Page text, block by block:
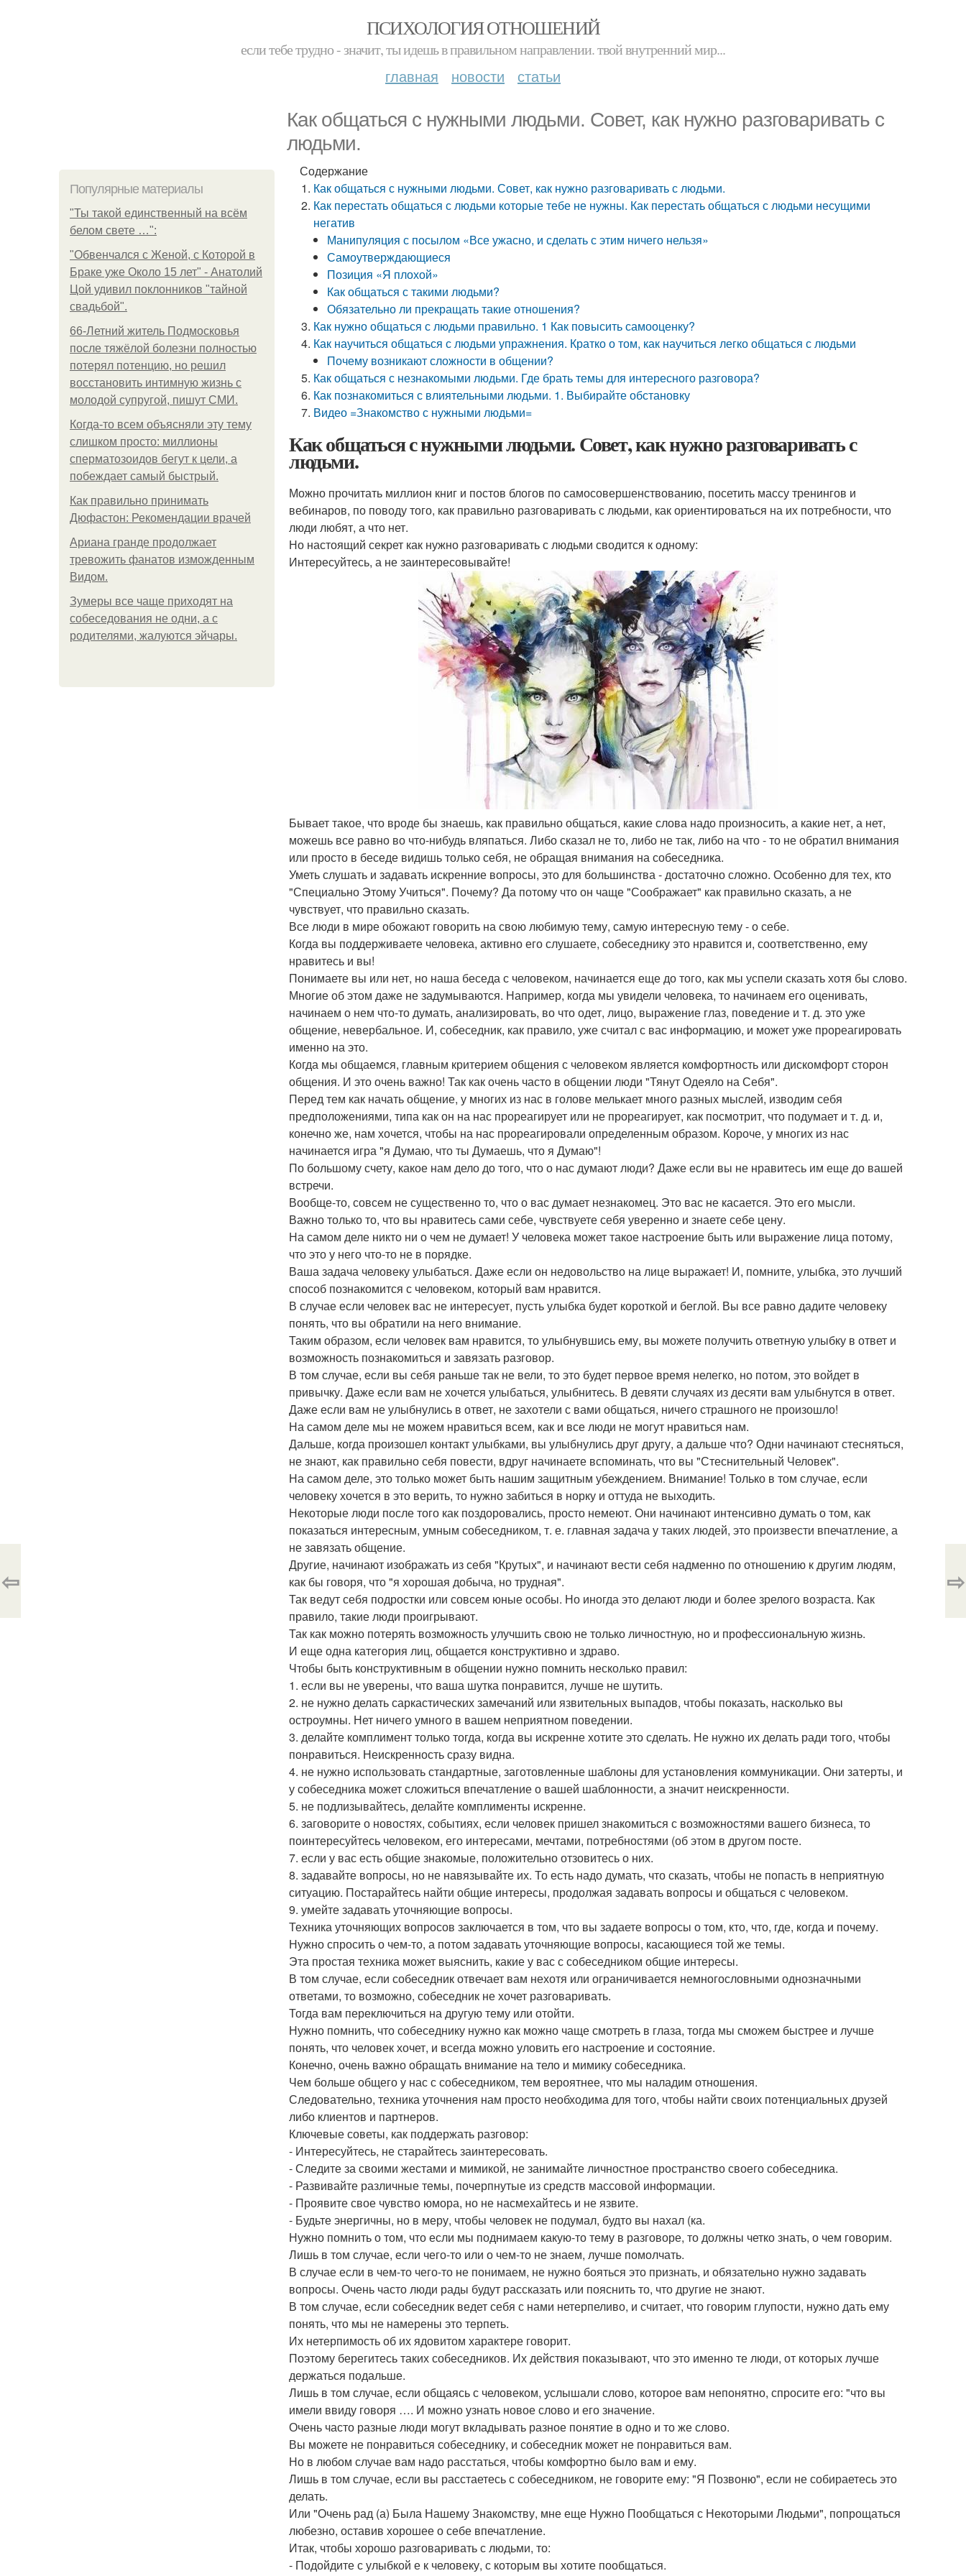
ПСИХОЛОГИЯ ОТНОШЕНИЙ
если тебе трудно - значит, ты идешь в правильном направлении. твой внутренний мир...
главная новости статьи
Как общаться с нужными людьми. Совет, как нужно разговаривать с
людьми.
Популярные материалы
"Ты такой единственный на всём
белом свете …":
"Обвенчался с Женой, с Которой в
Браке уже Около 15 лет" - Анатолий
Цой удивил поклонников "тайной
свадьбой".
66-Летний житель Подмосковья
после тяжёлой болезни полностью
потерял потенцию, но решил
восстановить интимную жизнь с
молодой супругой, пишут СМИ.
Когда-то всем объясняли эту тему
слишком просто: миллионы
сперматозоидов бегут к цели, а
побеждает самый быстрый.
Как правильно принимать
Дюфастон: Рекомендации врачей
Ариана гранде продолжает
тревожить фанатов изможденным
Видом.
Зумеры все чаще приходят на
собеседования не одни, а с
родителями, жалуются эйчары.
Содержание
Как общаться с нужными людьми. Совет, как нужно разговаривать с людьми.
Как перестать общаться с людьми которые тебе не нужны. Как перестать общаться с людьми несущими
негатив
Манипуляция с посылом «Все ужасно, и сделать с этим ничего нельзя»
Самоутверждающиеся
Позиция «Я плохой»
Как общаться с такими людьми?
Обязательно ли прекращать такие отношения?
Как нужно общаться с людьми правильно. 1 Как повысить самооценку?
Как научиться общаться с людьми упражнения. Кратко о том, как научиться легко общаться с людьми
Почему возникают сложности в общении?
Как общаться с незнакомыми людьми. Где брать темы для интересного разговора?
Как познакомиться с влиятельными людьми. 1. Выбирайте обстановку
Видео =Знакомство с нужными людьми=
Как общаться с нужными людьми. Совет, как нужно разговаривать с
людьми.
Можно прочитать миллион книг и постов блогов по самосовершенствованию, посетить массу тренингов и
вебинаров, по поводу того, как правильно разговаривать с людьми, как ориентироваться на их потребности, что
люди любят, а что нет.
Но настоящий секрет как нужно разговаривать с людьми сводится к одному:
Интересуйтесь, а не заинтересовывайте!
Бывает такое, что вроде бы знаешь, как правильно общаться, какие слова надо произносить, а какие нет, а нет,
можешь все равно во что-нибудь вляпаться. Либо сказал не то, либо не так, либо на что - то не обратил внимания
или просто в беседе видишь только себя, не обращая внимания на собеседника.
Уметь слушать и задавать искренние вопросы, это для большинства - достаточно сложно. Особенно для тех, кто
"Специально Этому Учиться". Почему? Да потому что он чаще "Соображает" как правильно сказать, а не
чувствует, что правильно сказать.
Все люди в мире обожают говорить на свою любимую тему, самую интересную тему - о себе.
Когда вы поддерживаете человека, активно его слушаете, собеседнику это нравится и, соответственно, ему
нравитесь и вы!
Понимаете вы или нет, но наша беседа с человеком, начинается еще до того, как мы успели сказать хотя бы слово.
Многие об этом даже не задумываются. Например, когда мы увидели человека, то начинаем его оценивать,
начинаем о нем что-то думать, анализировать, во что одет, лицо, выражение глаз, поведение и т. д. это уже
общение, невербальное. И, собеседник, как правило, уже считал с вас информацию, и может уже прореагировать
именно на это.
Когда мы общаемся, главным критерием общения с человеком является комфортность или дискомфорт сторон
общения. И это очень важно! Так как очень часто в общении люди "Тянут Одеяло на Себя".
Перед тем как начать общение, у многих из нас в голове мелькает много разных мыслей, изводим себя
предположениями, типа как он на нас прореагирует или не прореагирует, как посмотрит, что подумает и т. д. и,
конечно же, нам хочется, чтобы на нас прореагировали определенным образом. Короче, у многих из нас
начинается игра "я Думаю, что ты Думаешь, что я Думаю"!
По большому счету, какое нам дело до того, что о нас думают люди? Даже если вы не нравитесь им еще до вашей
встречи.
Вообще-то, совсем не существенно то, что о вас думает незнакомец. Это вас не касается. Это его мысли.
Важно только то, что вы нравитесь сами себе, чувствуете себя уверенно и знаете себе цену.
На самом деле никто ни о чем не думает! У человека может такое настроение быть или выражение лица потому,
что это у него что-то не в порядке.
Ваша задача человеку улыбаться. Даже если он недовольство на лице выражает! И, помните, улыбка, это лучший
способ познакомится с человеком, который вам нравится.
В случае если человек вас не интересует, пусть улыбка будет короткой и беглой. Вы все равно дадите человеку
понять, что вы обратили на него внимание.
Таким образом, если человек вам нравится, то улыбнувшись ему, вы можете получить ответную улыбку в ответ и
возможность познакомиться и завязать разговор.
В том случае, если вы себя раньше так не вели, то это будет первое время нелегко, но потом, это войдет в
привычку. Даже если вам не хочется улыбаться, улыбнитесь. В девяти случаях из десяти вам улыбнутся в ответ.
Даже если вам не улыбнулись в ответ, не захотели с вами общаться, ничего страшного не произошло!
На самом деле мы не можем нравиться всем, как и все люди не могут нравиться нам.
Дальше, когда произошел контакт улыбками, вы улыбнулись друг другу, а дальше что? Одни начинают стесняться,
не знают, как правильно себя повести, вдруг начинаете вспоминать, что вы "Стеснительный Человек".
На самом деле, это только может быть нашим защитным убеждением. Внимание! Только в том случае, если
человеку хочется в это верить, то нужно забиться в норку и оттуда не выходить.
Некоторые люди после того как поздоровались, просто немеют. Они начинают интенсивно думать о том, как
показаться интересным, умным собеседником, т. е. главная задача у таких людей, это произвести впечатление, а
не завязать общение.
Другие, начинают изображать из себя "Крутых", и начинают вести себя надменно по отношению к другим людям,
как бы говоря, что "я хорошая добыча, но трудная".
Так ведут себя подростки или совсем юные особы. Но иногда это делают люди и более зрелого возраста. Как
правило, такие люди проигрывают.
Так как можно потерять возможность улучшить свою не только личностную, но и профессиональную жизнь.
И еще одна категория лиц, общается конструктивно и здраво.
Чтобы быть конструктивным в общении нужно помнить несколько правил:
1. если вы не уверены, что ваша шутка понравится, лучше не шутить.
2. не нужно делать саркастических замечаний или язвительных выпадов, чтобы показать, насколько вы
остроумны. Нет ничего умного в вашем неприятном поведении.
3. делайте комплимент только тогда, когда вы искренне хотите это сделать. Не нужно их делать ради того, чтобы
понравиться. Неискренность сразу видна.
4. не нужно использовать стандартные, заготовленные шаблоны для установления коммуникации. Они затерты, и
у собеседника может сложиться впечатление о вашей шаблонности, а значит неискренности.
5. не подлизывайтесь, делайте комплименты искренне.
6. заговорите о новостях, событиях, если человек пришел знакомиться с возможностями вашего бизнеса, то
поинтересуйтесь человеком, его интересами, мечтами, потребностями (об этом в другом посте.
7. если у вас есть общие знакомые, положительно отзовитесь о них.
8. задавайте вопросы, но не навязывайте их. То есть надо думать, что сказать, чтобы не попасть в неприятную
ситуацию. Постарайтесь найти общие интересы, продолжая задавать вопросы и общаться с человеком.
9. умейте задавать уточняющие вопросы.
Техника уточняющих вопросов заключается в том, что вы задаете вопросы о том, кто, что, где, когда и почему.
Нужно спросить о чем-то, а потом задавать уточняющие вопросы, касающиеся той же темы.
Эта простая техника может выяснить, какие у вас с собеседником общие интересы.
В том случае, если собеседник отвечает вам нехотя или ограничивается немногословными однозначными
ответами, то возможно, собеседник не хочет разговаривать.
Тогда вам переключиться на другую тему или отойти.
Нужно помнить, что собеседнику нужно как можно чаще смотреть в глаза, тогда мы сможем быстрее и лучше
понять, что человек хочет, и всегда можно уловить его настроение и состояние.
Конечно, очень важно обращать внимание на тело и мимику собеседника.
Чем больше общего у нас с собеседником, тем вероятнее, что мы наладим отношения.
Следовательно, техника уточнения нам просто необходима для того, чтобы найти своих потенциальных друзей
либо клиентов и партнеров.
Ключевые советы, как поддержать разговор:
- Интересуйтесь, не старайтесь заинтересовать.
- Следите за своими жестами и мимикой, не занимайте личностное пространство своего собеседника.
- Развивайте различные темы, почерпнутые из средств массовой информации.
- Проявите свое чувство юмора, но не насмехайтесь и не язвите.
- Будьте энергичны, но в меру, чтобы человек не подумал, будто вы нахал (ка.
Нужно помнить о том, что если мы поднимаем какую-то тему в разговоре, то должны четко знать, о чем говорим.
Лишь в том случае, если чего-то или о чем-то не знаем, лучше помолчать.
В случае если в чем-то чего-то не понимаем, не нужно бояться это признать, и обязательно нужно задавать
вопросы. Очень часто люди рады будут рассказать или пояснить то, что другие не знают.
В том случае, если собеседник ведет себя с нами нетерпеливо, и считает, что говорим глупости, нужно дать ему
понять, что мы не намерены это терпеть.
Их нетерпимость об их ядовитом характере говорит.
Поэтому берегитесь таких собеседников. Их действия показывают, что это именно те люди, от которых лучше
держаться подальше.
Лишь в том случае, если общаясь с человеком, услышали слово, которое вам непонятно, спросите его: "что вы
имели ввиду говоря …. И можно узнать новое слово и его значение.
Очень часто разные люди могут вкладывать разное понятие в одно и то же слово.
Вы можете не понравиться собеседнику, и собеседник может не понравиться вам.
Но в любом случае вам надо расстаться, чтобы комфортно было вам и ему.
Лишь в том случае, если вы расстаетесь с собеседником, не говорите ему: "Я Позвоню", если не собираетесь это
делать.
Или "Очень рад (а) Была Нашему Знакомству, мне еще Нужно Пообщаться с Некоторыми Людьми", попрощаться
любезно, оставив хорошее о себе впечатление.
Итак, чтобы хорошо разговаривать с людьми, то:
- Подойдите с улыбкой е к человеку, с которым вы хотите пообщаться.
⇦ ⇨